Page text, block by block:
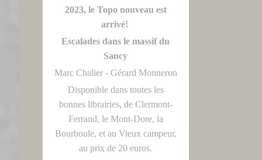
2023, le Topo nouveau est
arrivé!
Escalades dans le massif du
Sancy
Marc Chalier - Gérard Monneron
Disponible dans toutes les
bonnes librairies, de Clermont-
Ferrand, le Mont-Dore, la
Bourboule, et au Vieux campeur,
au prix de 20 euros.